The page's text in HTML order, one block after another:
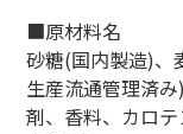
■原材料名
砂糖(国内製造)、
生産流通管理済
剤、香料、カロ